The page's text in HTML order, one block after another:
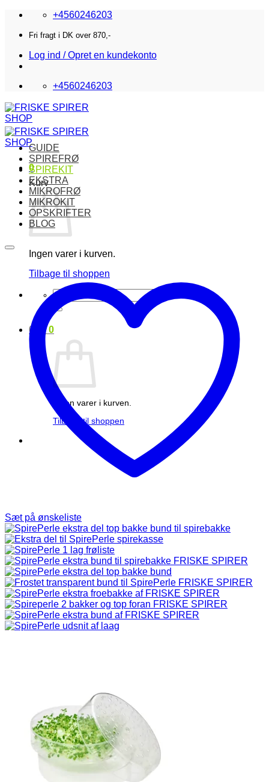
Fortsæt
indhold
+4560246203
Fri fragt i DK over 870,-
Log ind / Opret en kundekonto
+4560246203
0
Kurv
Ingen varer i kurven.
Tilbage til shoppen
Søg
efter:
0 kr. 0
Ingen varer i kurven.
Tilbage til shoppen
GUIDE
SPIREFRØ
SPIREKIT
EKSTRA
MIKROFRØ
MIKROKIT
OPSKRIFTER
BLOG
Sæt på ønskeliste